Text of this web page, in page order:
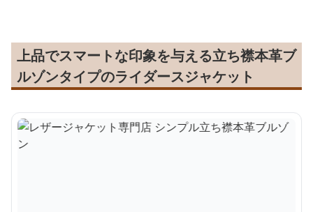
上品でスマートな印象を与える立ち襟本革ブ
ルゾンタイプのライダースジャケット